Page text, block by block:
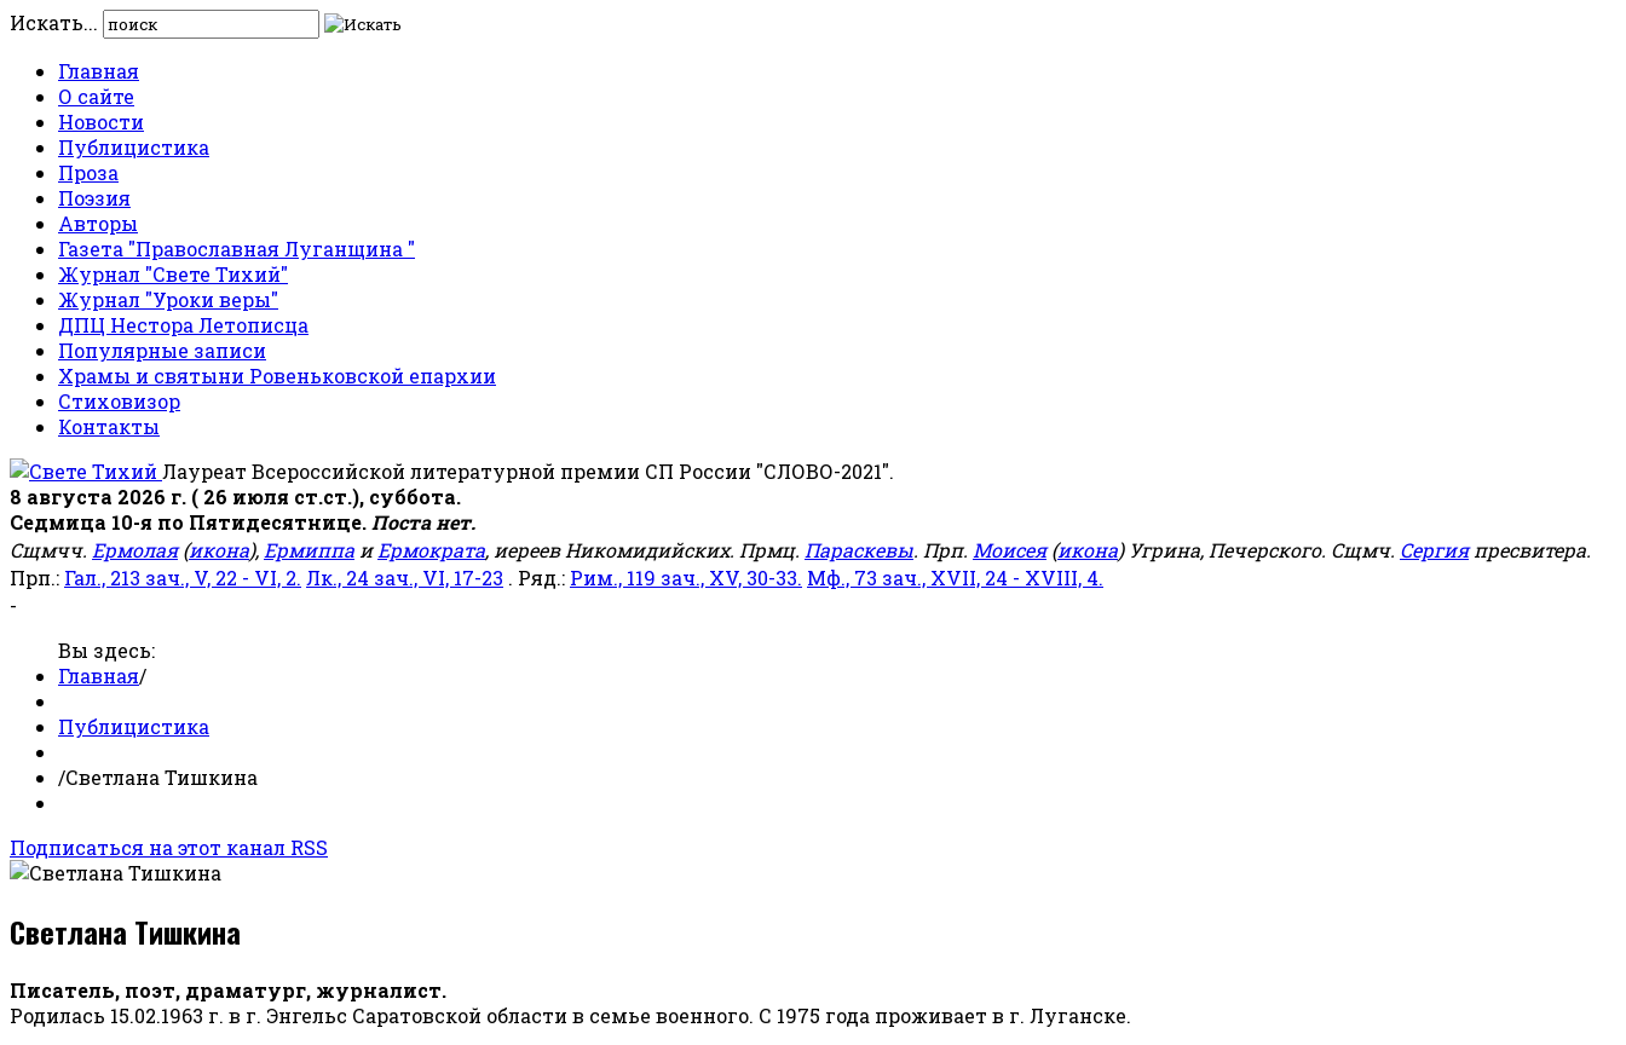
Искать...
Главная
О сайте
Новости
Публицистика
Проза
Поэзия
Авторы
Газета "Православная Луганщина "
Журнал "Свете Тихий"
Журнал "Уроки веры"
ДПЦ Нестора Летописца
Популярные записи
Храмы и святыни Ровеньковской епархии
Стиховизор
Контакты
Лауреат Всероссийской литературной премии СП России "СЛОВО-2021".
8 августа 2026 г. ( 26 июля ст.ст.), суббота.
Седмица 10-я по Пятидесятнице. Поста нет.
Сщмчч. Ермолая(икона), Ермиппа иЕрмократа, иереев Никомидийских. Прмц. Параскевы. Прп. Моисея(икона) Угрина, Печерского. Сщмч. Сергияпресвитера.
Прп.: Гал., 213 зач., V, 22 - VI, 2. Лк., 24 зач., VI, 17-23 . Ряд.: Рим., 119 зач., XV, 30-33. Мф., 73 зач., XVII, 24 - XVIII, 4.
-
Вы здесь:
Главная/
Публицистика
/Светлана Тишкина
Подписаться на этот канал RSS
Светлана Тишкина
Писатель, поэт, драматург, журналист.
Родилась 15.02.1963 г. в г. Энгельс Саратовской области в семье военного. С 1975 года проживает в г. Луганске.